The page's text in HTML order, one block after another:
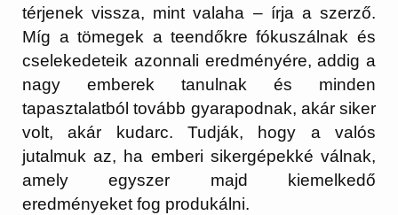
térjenek vissza, mint valaha – írja a szerző.
Míg a tömegek a teendőkre fókuszálnak és
cselekedeteik azonnali eredményére, addig a
nagy emberek tanulnak és minden
tapasztalatból tovább gyarapodnak, akár siker
volt, akár kudarc. Tudják, hogy a valós
jutalmuk az, ha emberi sikergépekké válnak,
amely egyszer majd kiemelkedő
eredményeket fog produkálni.